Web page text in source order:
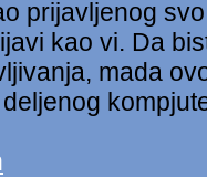
prijavljenog
kao vi. Da
mada